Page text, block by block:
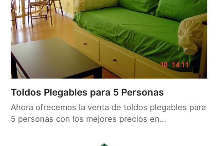
Toldos Plegables para 5 Personas
Ahora ofrecemos la venta de toldos plegables para
5 personas con los mejores precios en…